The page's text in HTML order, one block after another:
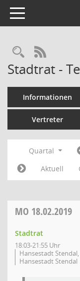
Toggle navigation
RSS-
Stadtrat -
Informationen
Vertreter
Quartal
Aktuell
MO 18.02.2019
Stadtrat
18:03-21:55 Uhr
Hansestadt
Hansestadt Stendal